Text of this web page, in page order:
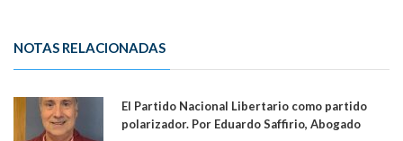
NOTAS RELACIONADAS
El Partido Nacional Libertario como partido
polarizador. Por Eduardo Saffirio, Abogado